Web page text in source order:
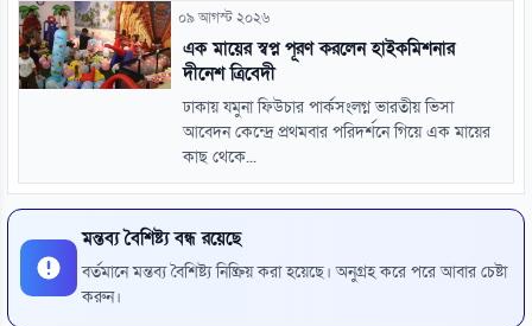
০৯ আগস্ট ২০২৬
এক মায়ের স্বপ্ন পূরণ করলেন হাইকমিশনার
দীনেশ ত্রিবেদী
ঢাকায় যমুনা ফিউচার পার্কসংলগ্ন ভারতীয় ভিসা
আবেদন কেন্দ্রে প্রথমবার পরিদর্শনে গিয়ে এক মায়ের
কাছ থেকে...
মন্তব্য বৈশিষ্ট্য বন্ধ রয়েছে
বর্তমানে মন্তব্য বৈশিষ্ট্য নিষ্ক্রিয় করা হয়েছে। অনুগ্রহ করে পরে আবার চেষ্টা
করুন।